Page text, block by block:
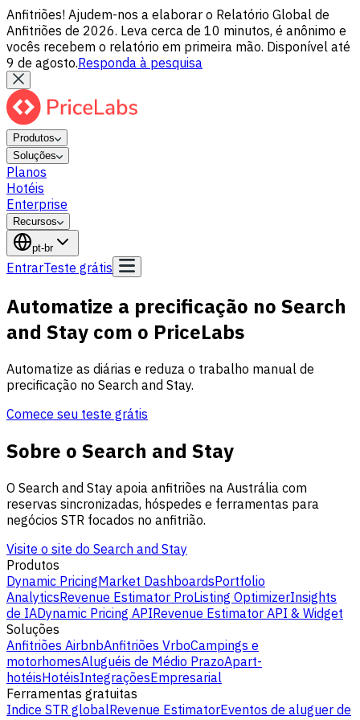
Anfitriões! Ajudem-nos a elaborar o Relatório Global de
Anfitriões de 2026. Leva cerca de 10 minutos, é anônimo e
vocês recebem o relatório em primeira mão. Disponível até
9 de agosto.Responda à pesquisa
Produtos
Soluções
Planos
Hotéis
Enterprise
Recursos
pt-br
EntrarTeste grátis
Automatize a precificação no Search
and Stay com o PriceLabs
Automatize as diárias e reduza o trabalho manual de
precificação no Search and Stay.
Comece seu teste grátis
Sobre o Search and Stay
O Search and Stay apoia anfitriões na Austrália com
reservas sincronizadas, hóspedes e ferramentas para
negócios STR focados no anfitrião.
Visite o site do Search and Stay
Produtos
Dynamic PricingMarket DashboardsPortfolio
AnalyticsRevenue Estimator ProListing OptimizerInsights
de IADynamic Pricing APIRevenue Estimator API & Widget
Soluções
Anfitriões AirbnbAnfitriões VrboCampings e
motorhomesAluguéis de Médio PrazoApart-
hotéisHotéisIntegraçõesEmpresarial
Ferramentas gratuitas
Indice STR globalRevenue EstimatorEventos de aluguer de